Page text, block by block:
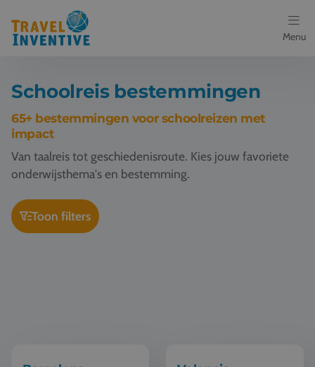
Menu
Bestemmingen
Schoolreis thema's
Voor docenten
Over ons
Een offerte aanvragen
Schoolreis bestemmingen
65+ bestemmingen voor schoolreizen met
impact
Van taalreis tot geschiedenisroute. Kies jouw favoriete
onderwijsthema's en bestemming.
Toon filters